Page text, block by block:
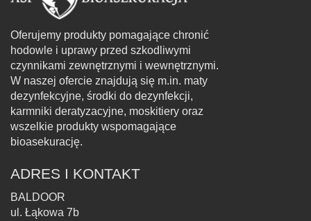
Oferujemy produkty pomagające chronić
hodowle i uprawy przed szkodliwymi
czynnikami zewnętrznymi i wewnętrznymi.
W naszej ofercie znajdują się m.in. maty
dezynfekcyjne, środki do dezynfekcji,
karmniki deratyzacyjne, moskitiery oraz
wszelkie produkty wspomagające
bioasekurację.
ADRES I KONTAKT
BALDOOR
ul. Łąkowa 7b